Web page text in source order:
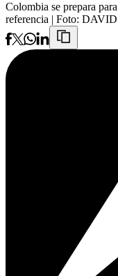
Colombia se prepara
referencia | Foto: